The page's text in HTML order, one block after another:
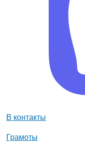
В контакты
Грамоты